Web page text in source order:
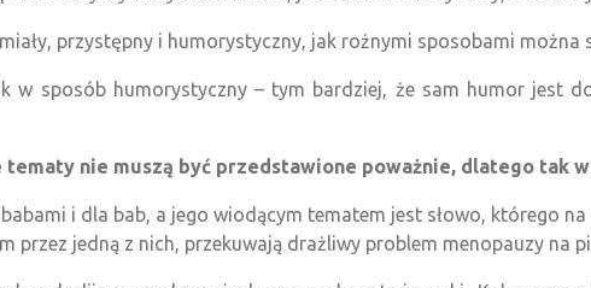
przystępny i humorystyczny, jak rożnymi sposobami można
w sposób humorystyczny – tym bardziej, że sam humor jest
tematy nie muszą być przedstawione poważnie, dlatego tak
i dla bab, a jego wiodącym tematem jest słowo, którego
przez jedną z nich, przekuwają drażliwy problem menopauzy na